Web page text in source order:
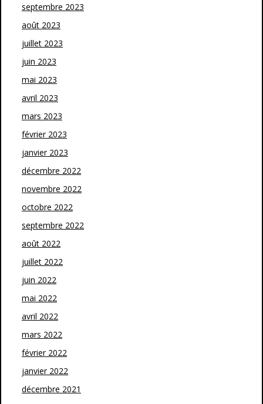
septembre 2023
août 2023
juillet 2023
juin 2023
mai 2023
avril 2023
mars 2023
février 2023
janvier 2023
décembre 2022
novembre 2022
octobre 2022
septembre 2022
août 2022
juillet 2022
juin 2022
mai 2022
avril 2022
mars 2022
février 2022
janvier 2022
décembre 2021